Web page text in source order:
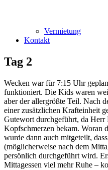
Vermietung
Kontakt
Tag 2
Wecken war für 7:15 Uhr
funktioniert. Die Kids waren
aber der allergrößte Teil. Nach
einer zusätzlichen Krafteinheit
Gutewort durchgeführt, da
Kopfschmerzen bekam. Woran
wurde dann auch mitgeteilt,
(möglicherweise nach dem
persönlich durchgeführt wird.
Mittagessen viel mehr Ruhe –